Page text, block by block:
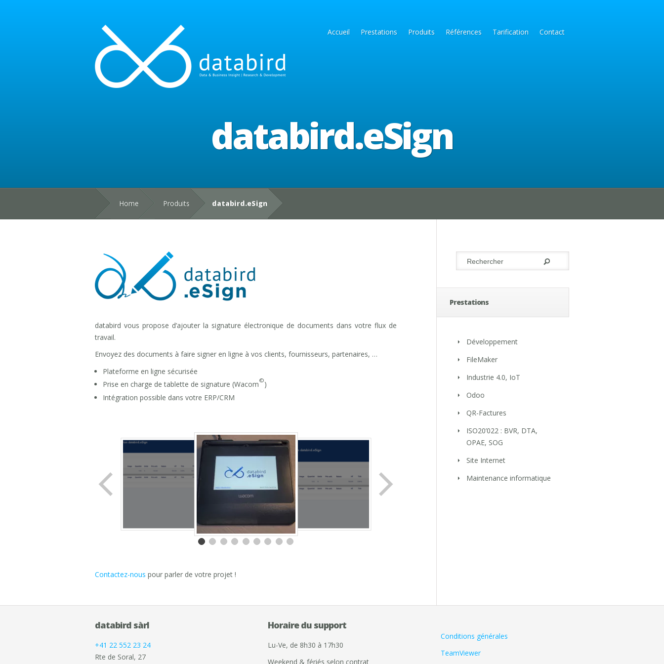
Accueil Prestations Produits Références Tarification Contact
databird.eSign
Home Produits databird.eSign
databird vous propose d’ajouter la signature électronique de documents dans votre flux de
travail.
Envoyez des documents à faire signer en ligne à vos clients, fournisseurs, partenaires, …
Plateforme en ligne sécurisée
Prise en charge de tablette de signature (Wacom©)
Intégration possible dans votre ERP/CRM
Contactez-nous pour parler de votre projet !
Prestations
Développement
FileMaker
Industrie 4.0, IoT
Odoo
QR-Factures
ISO20’022 : BVR, DTA,
OPAE, SOG
Site Internet
Maintenance informatique
databird sàrl
+41 22 552 23 24
Rte de Soral, 27
Horaire du support
Lu-Ve, de 8h30 à 17h30
Weekend & fériés selon contrat
Conditions générales
TeamViewer